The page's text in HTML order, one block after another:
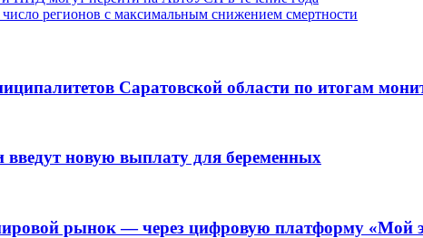
число регионов с максимальным снижением смертности
Саратовской области по итогам
введут новую выплату для беременных
рынок — через цифровую платформу «Мой